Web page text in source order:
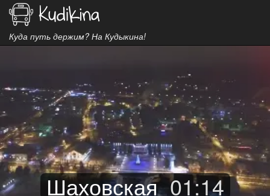
Куда путь держим? На Кудыкина!
Шаховская 01:14